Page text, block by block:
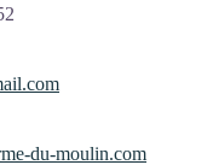
du-moulin.com